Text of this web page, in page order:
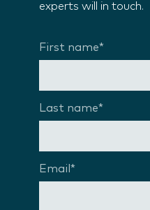
experts will in touch.
First name*
Last name*
Email *